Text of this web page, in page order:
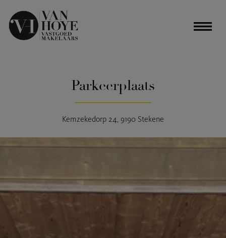
Parkeerplaats
Kemzekedorp 24, 9190 Stekene